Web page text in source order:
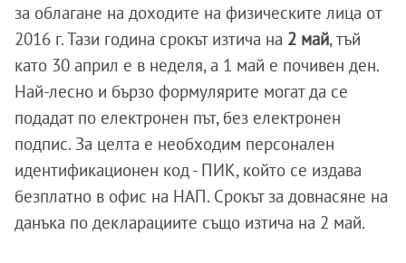
за облагане на доходите на физическите лица от
2016 г. Тази година срокът изтича на 2 май, тъй
като 30 април е в неделя, а 1 май е почивен ден.
Най-лесно и бързо формулярите могат да се
подадат по електронен път, без електронен
подпис. За целта е необходим персонален
идентификационен код - ПИК, който се издава
безплатно в офис на НАП. Срокът за довнасяне на
данъка по декларациите също изтича на 2 май.